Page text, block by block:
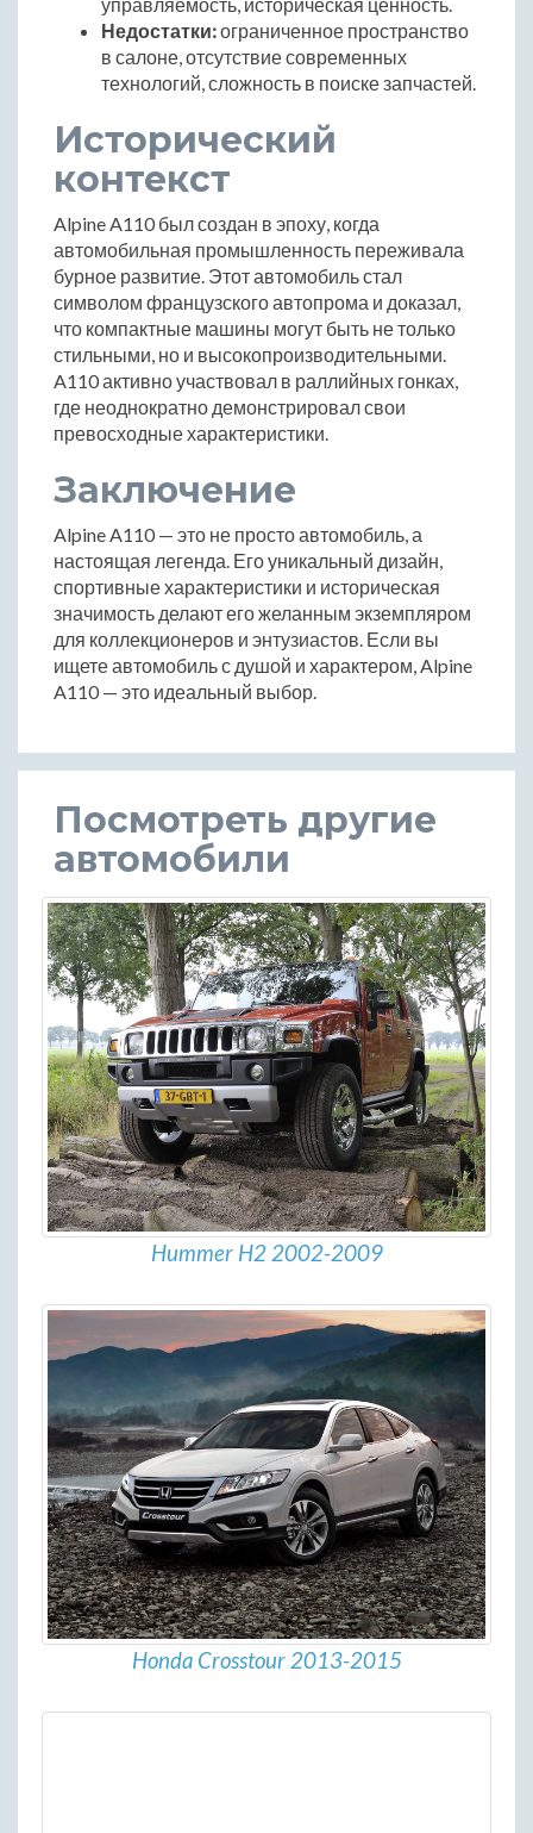
Недостатки:ограниченное пространство
в салоне, отсутствие современных
технологий, сложность в поиске запчастей.
Исторический
контекст
Alpine A110 был создан в эпоху, когда
автомобильная промышленность переживала
бурное развитие. Этот автомобиль стал
символом французского автопрома и доказал,
что компактные машины могут быть не только
стильными, но и высокопроизводительными.
A110 активно участвовал в раллийных гонках,
где неоднократно демонстрировал свои
превосходные характеристики.
Заключение
Alpine A110 — это не просто автомобиль, а
настоящая легенда. Его уникальный дизайн,
спортивные характеристики и историческая
значимость делают его желанным экземпляром
для коллекционеров и энтузиастов. Если вы
ищете автомобиль с душой и характером, Alpine
A110 — это идеальный выбор.
Посмотреть другие
автомобили
Hummer H2 2002-2009
Honda Crosstour 2013-2015